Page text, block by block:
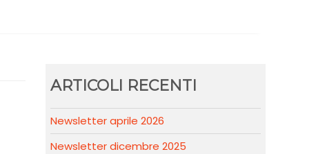
ARTICOLI RECENTI
Newsletter aprile 2026
Newsletter dicembre 2025